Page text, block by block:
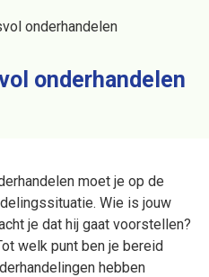
onderhandelen
onderhandelen
moet je op de
Wie is jouw
je dat hij gaat voorstellen?
welk punt ben je bereid
hebben